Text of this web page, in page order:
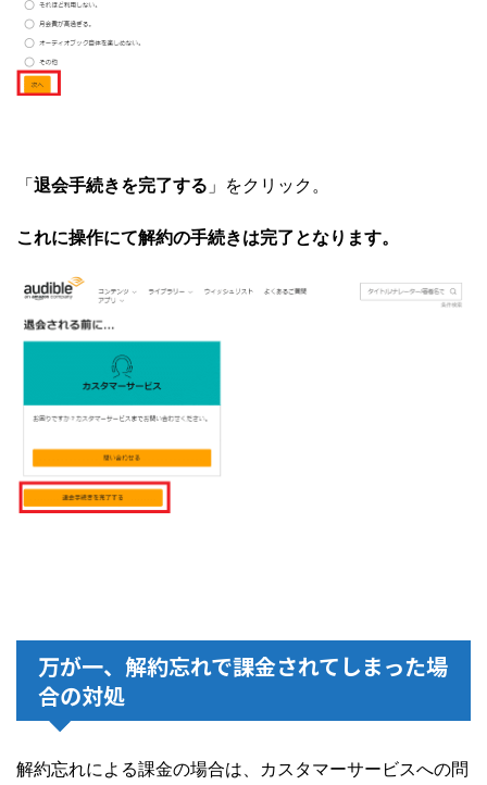
「退会手続きを完了する 」をクリック。
これに操作にて解約の手続きは完了となります。
万が一、解約忘れで課金されてしまった場
合の対処
解約忘れによる課金の場合は、カスタマーサービスへの問